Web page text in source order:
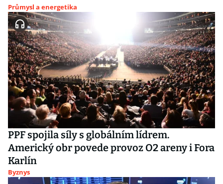
Průmysl a energetika
PPF spojila síly s globálním lídrem.
Americký obr povede provoz O2 areny i Fora
Karlín
Byznys